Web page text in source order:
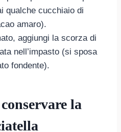
qualche cucchiaio di
amaro).
aggiungi la scorza di
nell’impasto (si sposa
fondente).
la